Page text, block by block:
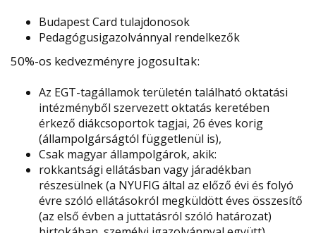
Budapest Card tulajdonosok
Pedagógusigazolvánnyal rendelkezők
50%-os kedvezményre jogosultak:
Az EGT-tagállamok területén található oktatási
intézményből szervezett oktatás keretében
érkező diákcsoportok tagjai, 26 éves korig
(állampolgárságtól függetlenül is),
Csak magyar állampolgárok, akik:
rokkantsági ellátásban vagy járadékban
részesülnek (a NYUFIG által az előző évi és folyó
évre szóló ellátásokról megküldött éves összesítő
(az első évben a juttatásról szóló határozat)